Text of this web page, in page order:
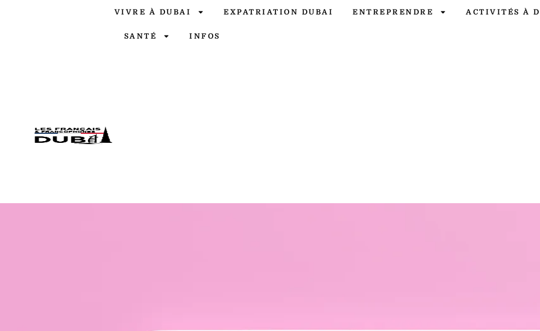
VIVRE À DUBAI EXPATRIATION DUBAI ENTREPRENDRE ACTIVITÉS À
SANTÉ INFOS